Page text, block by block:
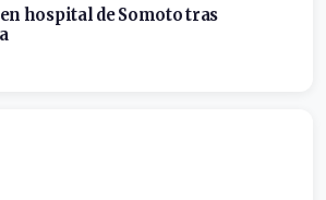
hospital de Somoto tras